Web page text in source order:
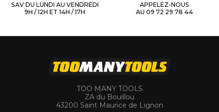
SAV DU LUNDI AU VENDREDI
9H / 12H ET 14H / 17H
APPELEZ-NOUS
AU 09 72 29 78 44
TOO MANY TOOLS
ZA du Bouillou
43200 Saint Maurice de Lignon